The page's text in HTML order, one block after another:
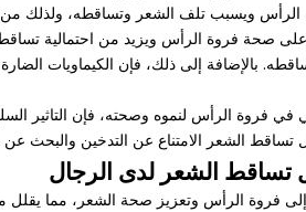
الرأس ويسبب تلف الشعر وتساقطه، ولذلك
على صحة فروة الرأس ويزيد من احتمالية
بالإضافة إلى ذلك، فإن الكيماويات
في فروة الرأس لنموه وصحته، فإن التاثير
الشعر الامتناع عن التدخين والبحث عن
تساقط الشعر لدى الرجال
فروة الرأس وتعزيز صحة الشعر، مما يقلل